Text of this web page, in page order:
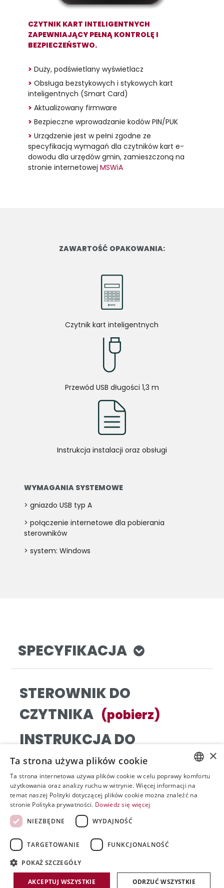
CZYTNIK KART INTELIGENTNYCH
ZAPEWNIAJĄCY PEŁNĄ KONTROLĘ I
BEZPIECZEŃSTWO.
> Duży, podświetlany wyświetlacz
> Obsługa bezstykowych i stykowych kart
inteligentnych (Smart Card)
> Aktualizowany firmware
> Bezpieczne wprowadzanie kodów PIN/PUK
> Urządzenie jest w pełni zgodne ze
specyfikacją wymagań dla czytników kart e-
dowodu dla urzędów gmin, zamieszczoną na
stronie internetowej MSWiA
ZAWARTOŚĆ OPAKOWANIA:
Czytnik kart inteligentnych
Przewód USB długości 1,3 m
Instrukcja instalacji oraz obsługi
WYMAGANIA SYSTEMOWE
> gniazdo USB typ A
> połączenie internetowe dla pobierania
sterowników
> system: Windows
SPECYFIKACJA
STEROWNIK DO
CZYTNIKA (pobierz)
INSTRUKCJA DO
CZYTNIKA (pobierz
Złóż zamówienie ze strony sigillum.pl
czytnikedowod@pwpw.pl
727 042 129
ENGLISH
×
Ta strona używa plików cookie
Ta strona internetowa używa plików cookie w celu poprawy komfortu
użytkowania oraz analizy ruchu w witrynie. Więcej informacji na
temat naszej Polityki dotyczącej plików cookie można znaleźć na
stronie Polityka prywatności. Dowiedz się więcej
NIEZBĘDNE
WYDAJNOŚĆ
TARGETOWANIE FUNKCJONALNOŚĆ
POKAŻ SZCZEGÓŁY
AKCEPTUJ WSZYSTKIE ODRZUĆ WSZYSTKIE